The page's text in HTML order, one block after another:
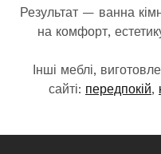
Результат — ванна
на комфорт,
Інші меблі,
сайті: передпокій,